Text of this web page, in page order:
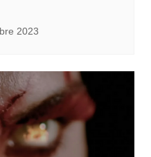
2023